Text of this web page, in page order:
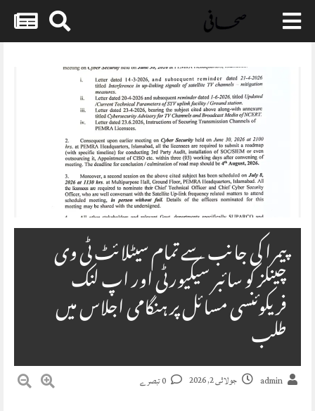
Skip
پیمرا کی جانب سے تمام سیٹلائٹ ٹی وی
چینلز کو سائبر سیکیورٹی اور اپ لنک
فریکوئنسی مسائل پر ہنگامی اجلاس میں
طلب
admin جولائی 2, 2026